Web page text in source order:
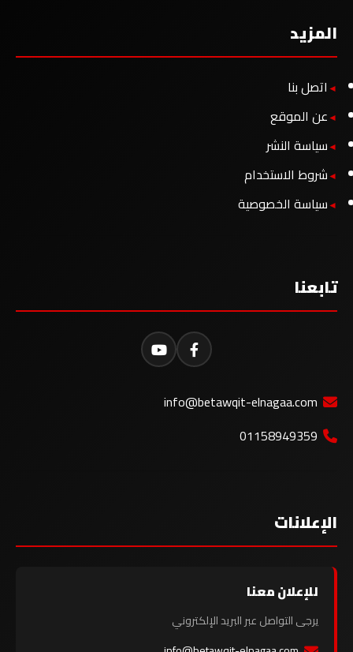
المزيد
اتصل بنا
عن الموقع
سياسة النشر
شروط الاستخدام
سياسة الخصوصية
تابعنا
info@betawqit-elnagaa.com
01158949359
الإعلانات
للإعلان معنا
يرجى التواصل عبر البريد الإلكتروني